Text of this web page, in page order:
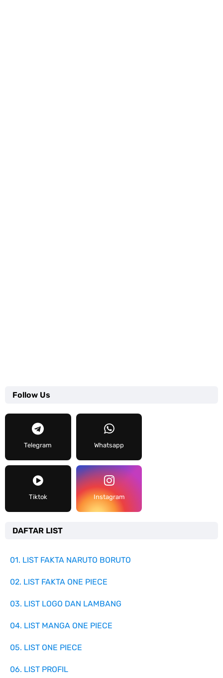
Follow Us
Telegram Whatsapp
Tiktok Instagram
DAFTAR LIST
01. LIST FAKTA NARUTO BORUTO
02. LIST FAKTA ONE PIECE
03. LIST LOGO DAN LAMBANG
04. LIST MANGA ONE PIECE
05. LIST ONE PIECE
06. LIST PROFIL